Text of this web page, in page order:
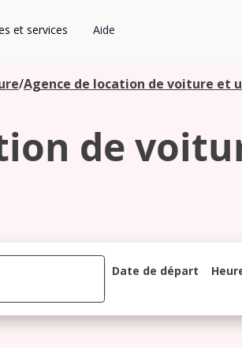
et services Aide
/Agence de location de voiture et
de
Date de départ